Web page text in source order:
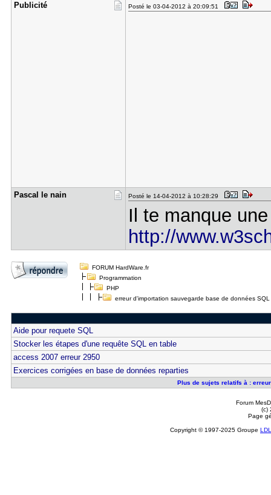
Publicité Posté le 03-04-2012 à 20:09:51
Pascal le ​nain Posté le 14-04-2012 à 10:28:29
Il te manque
http://
FORUM HardWare.fr
Programmation
PHP
erreur d'importation sauvegarde base de données SQL
Aide pour requete SQL
Stocker les étapes d'une requête SQL en table
access 2007 erreur 2950
Exercices corrigées en base de données reparties
Plus de sujets relatifs à :
Forum
(c)
Page
Copyright © 1997-2025 Groupe